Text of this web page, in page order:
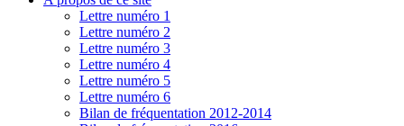
Lettre numéro 1
Lettre numéro 2
Lettre numéro 3
Lettre numéro 4
Lettre numéro 5
Lettre numéro 6
Bilan de fréquentation 2012-2014